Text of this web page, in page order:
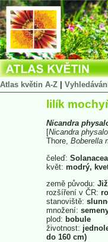
Atlas květin A-Z
lilík
Nicandra
[Nicandra
Thore, Boberella
čeleď:
květ: modrý,
země původu:
rozšíření v ČR:
stanoviště:
množení:
plod: bobule
životnost:
do 160 cm)